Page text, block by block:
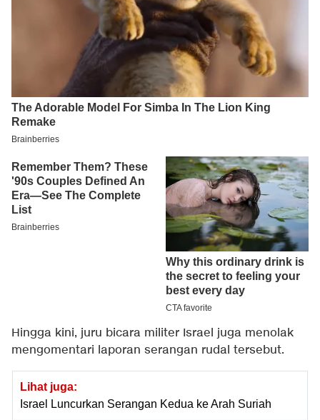
Hingga kini, juru bicara militer Israel juga menolak
mengomentari laporan serangan rudal tersebut.
Lihat juga:
Israel Luncurkan Serangan Kedua ke Arah Suriah